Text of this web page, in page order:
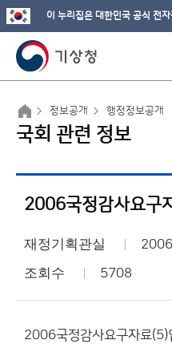
이 누리집은 대한민국 공식 전
정보공개 행정정보공개
국회 관련 정보
2006국정감사요구
재정기획관실
조회수 5708
2006국정감사요구자료(5)